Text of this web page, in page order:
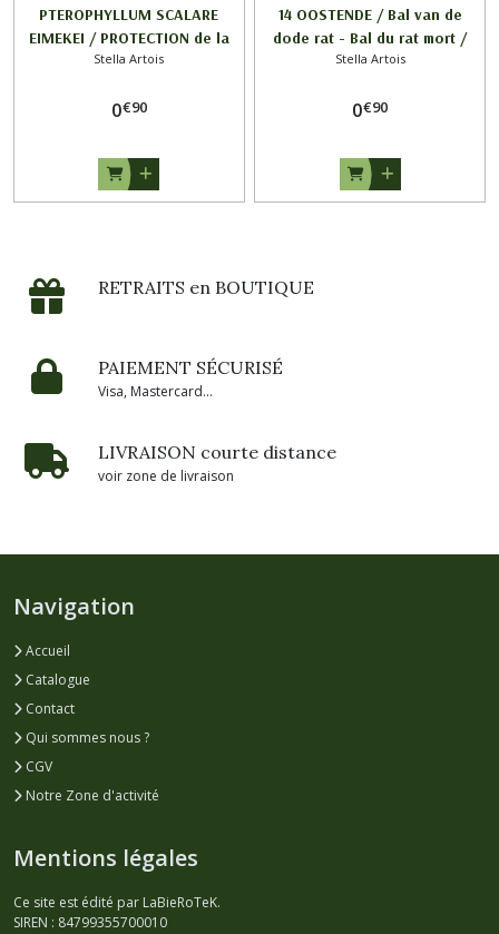
PTEROPHYLLUM SCALARE
EIMEKEI / PROTECTION de la
NATURE / STELLA ARTOIS
Stella Artois
0€90
14 OOSTENDE / Bal van de
dode rat - Bal du rat mort /
FOLKLORE / STELLA ARTOIS
Stella Artois
0€90
RETRAITS en BOUTIQUE
PAIEMENT SÉCURISÉ
Visa, Mastercard...
LIVRAISON courte distance
voir zone de livraison
Navigation
Accueil
Catalogue
Contact
Qui sommes nous ?
CGV
Notre Zone d'activité
Mentions légales
Ce site est édité par LaBieRoTeK.
SIREN : 84799355700010